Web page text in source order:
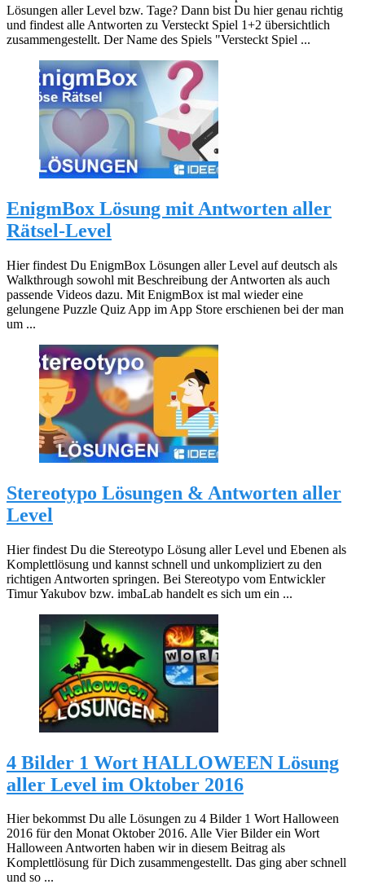
Lösungen aller Level bzw. Tage? Dann bist Du hier genau richtig
und findest alle Antworten zu Versteckt Spiel 1+2 übersichtlich
zusammengestellt. Der Name des Spiels "Versteckt Spiel ...
EnigmBox Lösung mit Antworten aller
Rätsel-Level
Hier findest Du EnigmBox Lösungen aller Level auf deutsch als
Walkthrough sowohl mit Beschreibung der Antworten als auch
passende Videos dazu. Mit EnigmBox ist mal wieder eine
gelungene Puzzle Quiz App im App Store erschienen bei der man
um ...
Stereotypo Lösungen & Antworten aller
Level
Hier findest Du die Stereotypo Lösung aller Level und Ebenen als
Komplettlösung und kannst schnell und unkompliziert zu den
richtigen Antworten springen. Bei Stereotypo vom Entwickler
Timur Yakubov bzw. imbaLab handelt es sich um ein ...
4 Bilder 1 Wort HALLOWEEN Lösung
aller Level im Oktober 2016
Hier bekommst Du alle Lösungen zu 4 Bilder 1 Wort Halloween
2016 für den Monat Oktober 2016. Alle Vier Bilder ein Wort
Halloween Antworten haben wir in diesem Beitrag als
Komplettlösung für Dich zusammengestellt. Das ging aber schnell
und so ...